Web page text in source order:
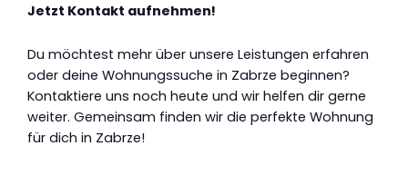
Jetzt Kontakt aufnehmen!
Du möchtest mehr über unsere Leistungen erfahren
oder deine Wohnungssuche in Zabrze beginnen?
Kontaktiere uns noch heute und wir helfen dir gerne
weiter. Gemeinsam finden wir die perfekte Wohnung
für dich in Zabrze!